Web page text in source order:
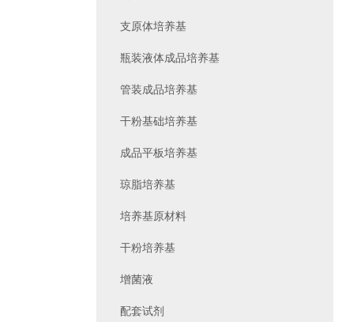
支原体培养基
瓶装液体成品培养基
管装成品培养基
干粉基础培养基
成品平板培养基
琼脂培养基
培养基原材料
干粉培养基
增菌液
配套试剂